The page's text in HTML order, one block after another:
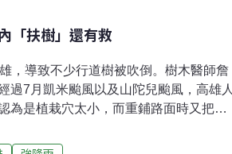
「扶樹」還有救
，導致不少行道樹被吹倒。樹木醫師詹
過7月凱米颱風以及山陀兒颱風，高雄人
為是植栽穴太小，而重鋪路面時又把樹
倒樹 熬過兩星期可保命樹木醫師詹鳳春